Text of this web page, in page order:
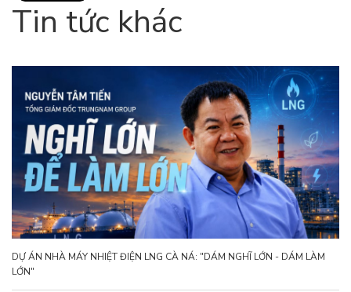
Tin tức khác
DỰ ÁN NHÀ MÁY NHIỆT ĐIỆN LNG CÀ NÁ: "DÁM NGHĨ LỚN - DÁM LÀM
LỚN"